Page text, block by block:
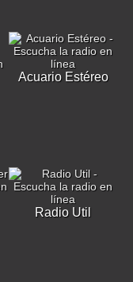
Acuario Estéreo
Radio Util